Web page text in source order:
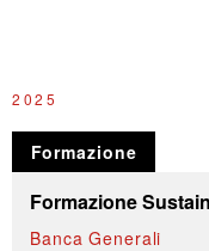
2025
Formazione
Formazione
Banca Generali